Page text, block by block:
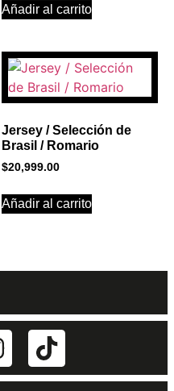
Añadir al carrito
Jersey / Selección de
Brasil / Romario
$20,999.00
Añadir al carrito